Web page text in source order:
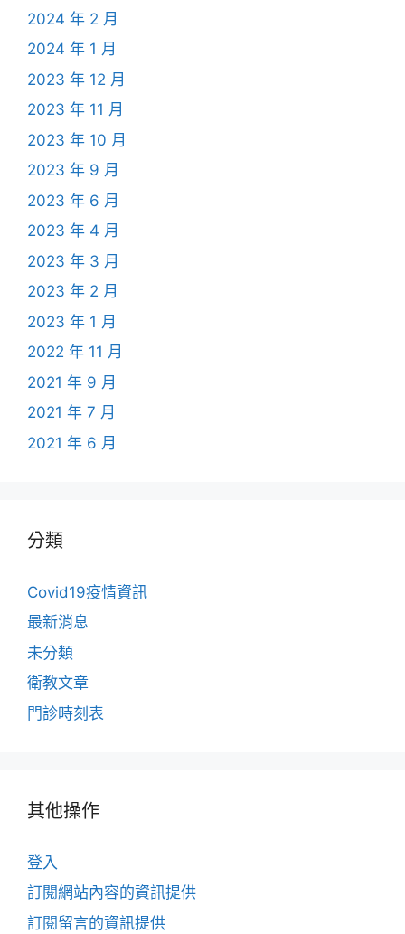
2024 年 2 月
2024 年 1 月
2023 年 12 月
2023 年 11 月
2023 年 10 月
2023 年 9 月
2023 年 6 月
2023 年 4 月
2023 年 3 月
2023 年 2 月
2023 年 1 月
2022 年 11 月
2021 年 9 月
2021 年 7 月
2021 年 6 月
分類
Covid19疫情資訊
最新消息
未分類
衛教文章
門診時刻表
其他操作
登入
訂閱網站內容的資訊提供
訂閱留言的資訊提供